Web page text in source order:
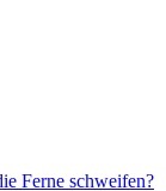
Ferne schweifen?